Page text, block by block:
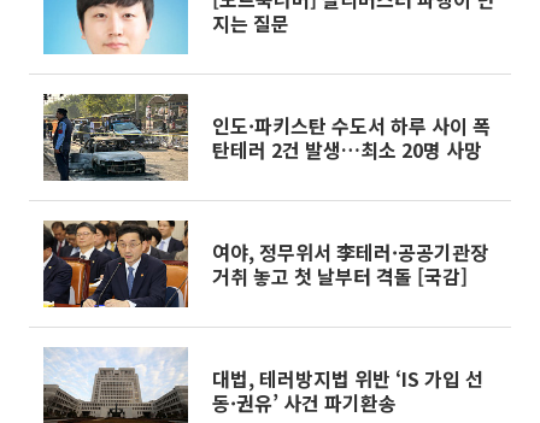
지는 질문
인도·파키스탄 수도서 하루 사이 폭
탄테러 2건 발생…최소 20명 사망
여야, 정무위서 李테러·공공기관장
거취 놓고 첫 날부터 격돌 [국감]
대법, 테러방지법 위반 ‘IS 가입 선
동·권유’ 사건 파기환송